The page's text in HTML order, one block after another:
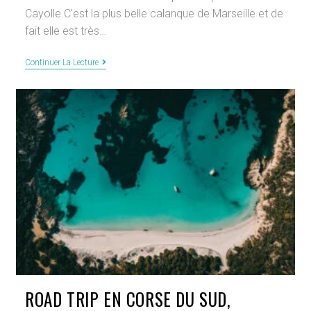
Cayolle.C'est la plus belle calanque de Marseille et de
fait elle est très…
Continuer La LectureMarseille
Calanque
Sormiou
2024
ROAD TRIP EN CORSE DU SUD,